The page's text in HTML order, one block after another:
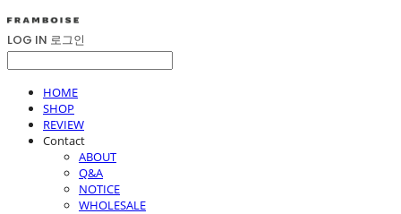
LOG IN 로그인
HOME
SHOP
REVIEW
Contact
ABOUT
Q&A
NOTICE
WHOLESALE